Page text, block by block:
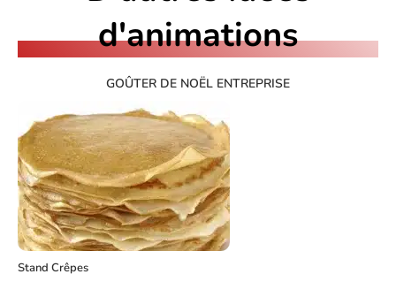
d'animations
GOÛTER DE NOËL ENTREPRISE
Stand Crêpes